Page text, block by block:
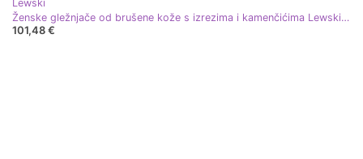
Lewski
Ženske gležnjače od brušene kože s izrezima i kamenčićima Lewski crne 3075 crna
101,48 €